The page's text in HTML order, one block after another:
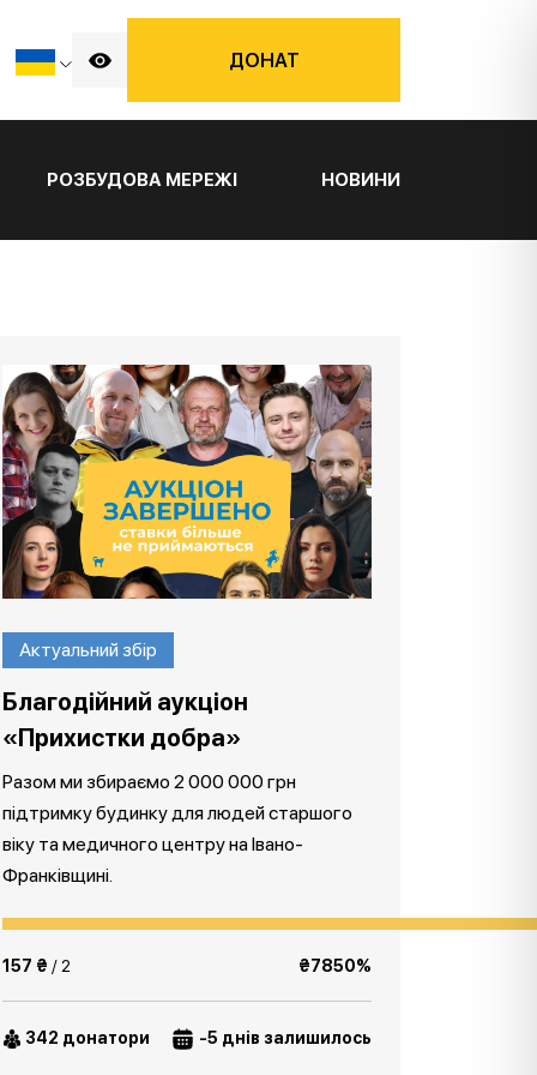
ДОНАТ
РОЗБУДОВА МЕРЕЖІ НОВИНИ
Актуальний збір
Благодійний аукціон
«Прихистки добра»
Разом ми збираємо 2 000 000 грн
підтримку будинку для людей старшого
віку та медичного центру на Івано-
Франківщині.
157 ₴ / 2 ₴7850%
342 донатори -5 днів залишилось